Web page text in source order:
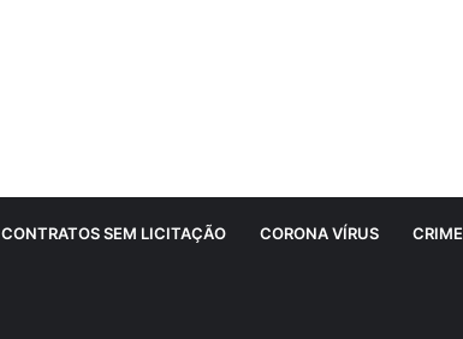
CONTRATOS SEM LICITAÇÃO CORONA VÍRUS CRIME